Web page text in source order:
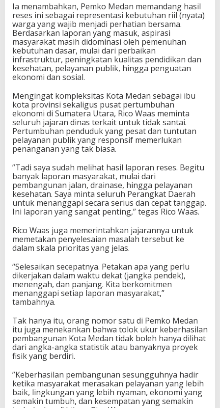
Ia menambahkan, Pemko Medan memandang hasil
reses ini sebagai representasi kebutuhan riil (nyata)
warga yang wajib menjadi perhatian bersama.
Berdasarkan laporan yang masuk, aspirasi
masyarakat masih didominasi oleh pemenuhan
kebutuhan dasar, mulai dari perbaikan
infrastruktur, peningkatan kualitas pendidikan dan
kesehatan, pelayanan publik, hingga penguatan
ekonomi dan sosial.
Mengingat kompleksitas Kota Medan sebagai ibu
kota provinsi sekaligus pusat pertumbuhan
ekonomi di Sumatera Utara, Rico Waas meminta
seluruh jajaran dinas terkait untuk tidak santai.
Pertumbuhan penduduk yang pesat dan tuntutan
pelayanan publik yang responsif memerlukan
penanganan yang tak biasa.
​”Tadi saya sudah melihat hasil laporan reses. Begitu
banyak laporan masyarakat, mulai dari
pembangunan jalan, drainase, hingga pelayanan
kesehatan. Saya minta seluruh Perangkat Daerah
untuk menanggapi secara serius dan cepat tanggap.
Ini laporan yang sangat penting,” tegas Rico Waas.
Rico Waas juga memerintahkan jajarannya untuk
memetakan penyelesaian masalah tersebut ke
dalam skala prioritas yang jelas.
“Selesaikan secepatnya. Petakan apa yang perlu
dikerjakan dalam waktu dekat (jangka pendek),
menengah, dan panjang. Kita berkomitmen
menanggapi setiap laporan masyarakat,”
tambahnya.
Tak hanya itu, orang nomor satu di Pemko Medan
itu juga menekankan bahwa tolok ukur keberhasilan
pembangunan Kota Medan tidak boleh hanya dilihat
dari angka-angka statistik atau banyaknya proyek
fisik yang berdiri.
​”Keberhasilan pembangunan sesungguhnya hadir
ketika masyarakat merasakan pelayanan yang lebih
baik, lingkungan yang lebih nyaman, ekonomi yang
semakin tumbuh, dan kesempatan yang semakin